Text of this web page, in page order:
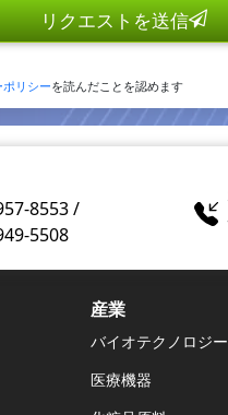
リクエストを送信
リシーを読んだことを認めます
8553 /
5508
産業
バイオテクノロジー
医療機器